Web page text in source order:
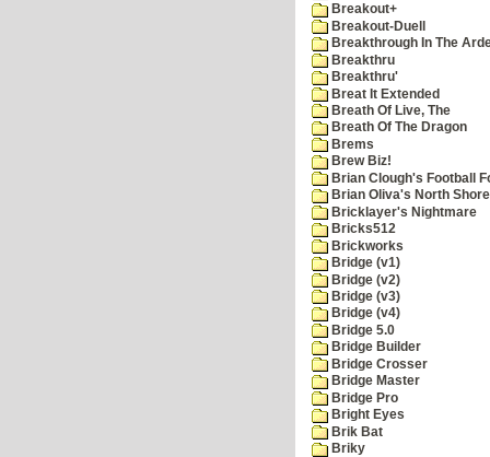
Breakout+
Breakout-Duell
Breakthrough In The
Breakthru
Breakthru'
Breat It Extended
Breath Of Live, The
Breath Of The Dragon
Brems
Brew Biz!
Brian Clough's Football
Brian Oliva's North
Bricklayer's Nightmare
Bricks512
Brickworks
Bridge (v1)
Bridge (v2)
Bridge (v3)
Bridge (v4)
Bridge 5.0
Bridge Builder
Bridge Crosser
Bridge Master
Bridge Pro
Bright Eyes
Brik Bat
Briky